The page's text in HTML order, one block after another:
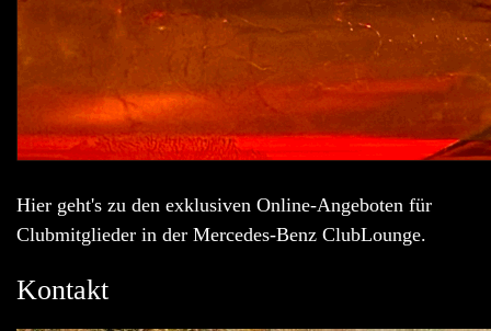
Hier geht's zu den exklusiven Online-Angeboten für
Clubmitglieder in der Mercedes-Benz ClubLounge.
Kontakt